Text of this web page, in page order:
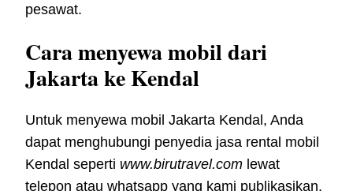
pesawat.
Cara menyewa mobil dari
Jakarta ke Kendal
Untuk menyewa mobil Jakarta Kendal, Anda
dapat menghubungi penyedia jasa rental mobil
Kendal seperti www.birutravel.com lewat
telepon atau whatsapp yang kami publikasikan.